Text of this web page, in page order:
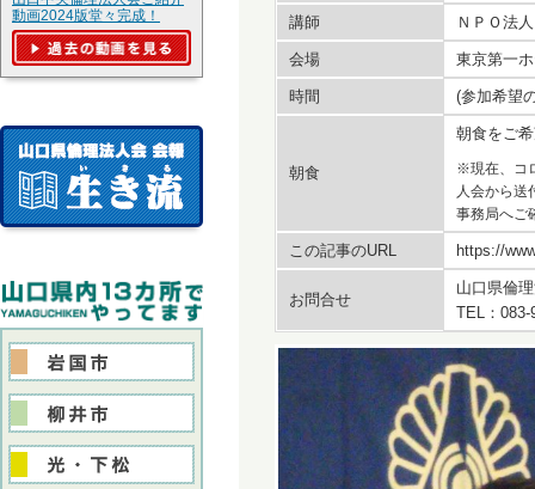
講師 ＮＰＯ法
会場 東京第一
時間 (参加希望
朝食
朝食をご
※現在、コ
人会から送
事務局へご
この記事のURL https://
お問合せ
山口県倫
TEL：
動画2024版堂々完成！